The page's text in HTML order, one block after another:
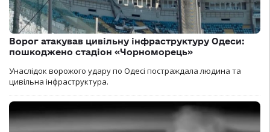
Ворог атакував цивільну інфраструктуру Одеси:
пошкоджено стадіон «Чорноморець»
Унаслідок ворожого удару по Одесі постраждала людина та
цивільна інфраструктура.